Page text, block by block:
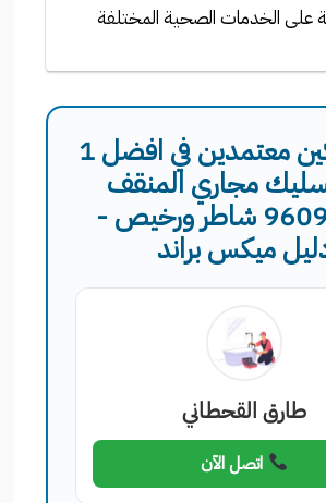
على الخدمات الصحية المختلفة
سباكين معتمدين في افضل 1
مجاري المنقف
96096853 شاطر ورخيص -
ميكس براند
طارق القحطاني
اتصل الآن